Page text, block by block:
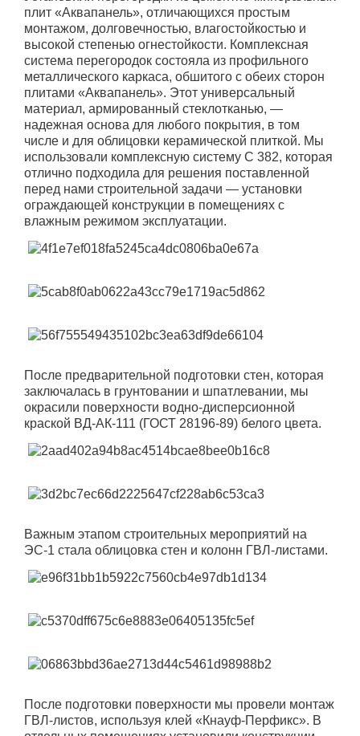
плит «Аквапанель», отличающихся простым
монтажом, долговечностью, влагостойкостью и
высокой степенью огнестойкости. Комплексная
система перегородок состояла из профильного
металлического каркаса, обшитого с обеих сторон
плитами «Аквапанель». Этот универсальный
материал, армированный стеклотканью, —
надежная основа для любого покрытия, в том
числе и для облицовки керамической плиткой. Мы
использовали комплексную систему С 382, которая
отлично подходила для решения поставленной
перед нами строительной задачи — установки
ограждающей конструкции в помещениях с
влажным режимом эксплуатации.
После предварительной подготовки стен, которая
заключалась в грунтовании и шпатлевании, мы
окрасили поверхности водно-дисперсионной
краской ВД-АК-111 (ГОСТ 28196-89) белого цвета.
Важным этапом строительных мероприятий на
ЭС-1 стала облицовка стен и колонн ГВЛ-листами.
После подготовки поверхности мы провели монтаж
ГВЛ-листов, используя клей «Кнауф-Перфикс». В